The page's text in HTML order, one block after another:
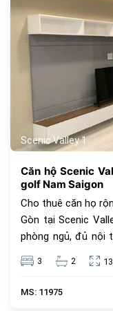
Scenic Valley 1
Căn hộ Scenic
golf Nam Saigon
Cho thuê căn họ
Gòn tại Scenic
phòng ngủ, đủ nội
công rộng, có ô
lầu 3, sảnh chờ xe
triệu đồng.
3 2
MS: 11975